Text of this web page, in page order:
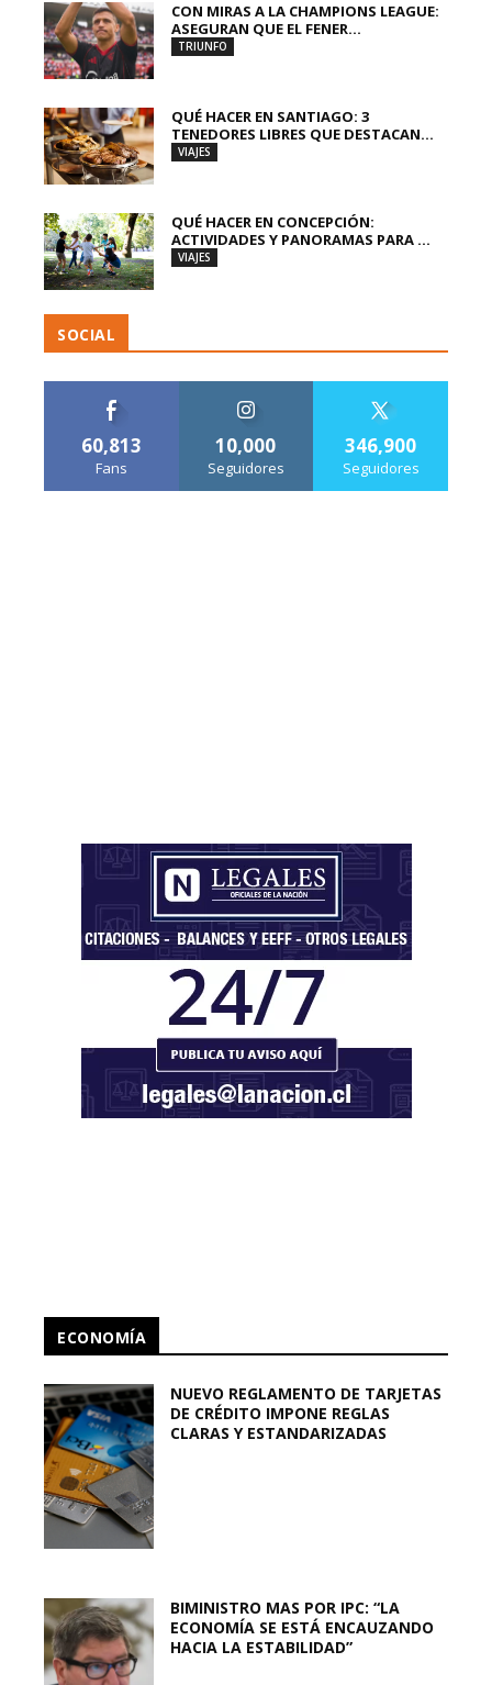
CON MIRAS A LA CHAMPIONS LEAGUE:
ASEGURAN QUE EL FENER...
TRIUNFO
QUÉ HACER EN SANTIAGO: 3
TENEDORES LIBRES QUE DESTACAN...
VIAJES
QUÉ HACER EN CONCEPCIÓN:
ACTIVIDADES Y PANORAMAS PARA ...
VIAJES
SOCIAL
60,813
Fans
10,000
Seguidores
346,900
Seguidores
ECONOMÍA
NUEVO REGLAMENTO DE TARJETAS
DE CRÉDITO IMPONE REGLAS
CLARAS Y ESTANDARIZADAS
BIMINISTRO MAS POR IPC: “LA
ECONOMÍA SE ESTÁ ENCAUZANDO
HACIA LA ESTABILIDAD”